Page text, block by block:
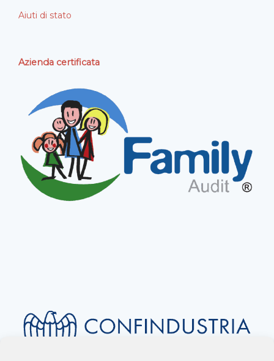
Aiuti di stato
Azienda certificata